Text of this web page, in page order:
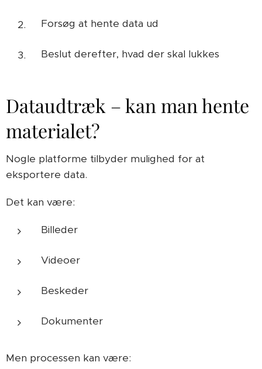
Forsøg at hente data ud
Beslut derefter, hvad der skal lukkes
Dataudtræk – kan man hente
materialet?
Nogle platforme tilbyder mulighed for at
eksportere data.
Det kan være:
Billeder
Videoer
Beskeder
Dokumenter
Men processen kan være: